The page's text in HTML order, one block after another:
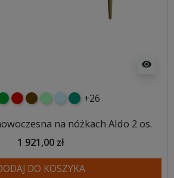
visibility
czerwony
czekoladowy
miętowybłękitny
turkusowy
+26
na nóżkach Aldo 2 os.
1 921,00 zł
DO KOSZYKA